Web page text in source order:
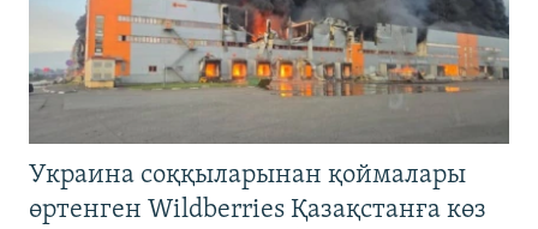
Украина соққыларынан қоймалары
өртенген Wildberries Қазақстанға көз